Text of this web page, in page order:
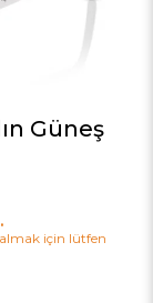
Güneş
için lütfen